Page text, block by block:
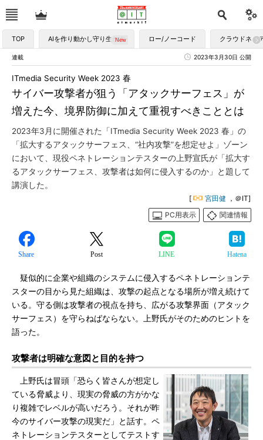
TOP AIを作り動かし守り生かす ロー/ノーコード クラウドネイ
連載 2023年3月30日 公開
サイバー攻撃者が狙う「アタックサーフェス」が
増えた今、境界防御に加えて重視すべきこととは
ITmedia Security Week 2023 春
2023年3月に開催された「ITmedia Security Week 2023 春」の
「拡大するアタックサーフェス、“社内攻撃”を想定せよ」ゾーン
において、現役ペネトレーションテスターの上野宣氏が「拡大す
るアタックサーフェス、攻撃者は如何に侵入するのか」と題して
講演した。
[ 宮田健 ，＠IT]
PC用表示
関連情報
Share Post LINE Hatena
疑似的に企業や組織のシステムに侵入するペネトレーションテ
スターの目から見た組織は、攻撃の起点となる場所が増え続けて
いる。守る側は攻撃者の視点を持ち、広がる攻撃界面（アタック
サーフェス）を守らねばならない。上野氏がそのためのヒントを
語った。
攻撃者は明確な意図と目的を持つ
上野氏は冒頭「恐らく皆さんが想定し
ている脅威より、現実の脅威の方がかな
り複雑でレベルが高いだろう。それが昨
今のサイバー攻撃の現実だ」と話す。ペ
ネトレーションテスターとしてテストす